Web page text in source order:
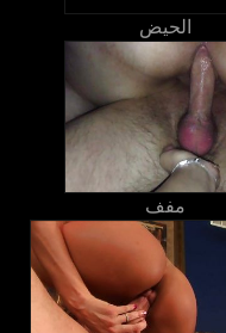
الحيض
مفف